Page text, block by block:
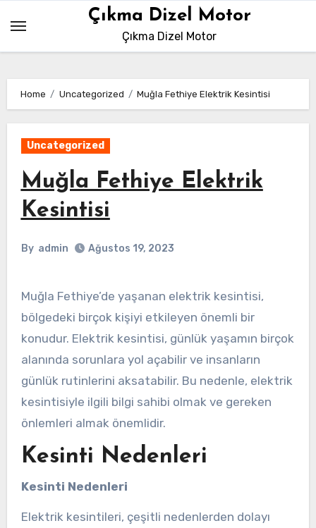
content
Çıkma Dizel Motor
Çıkma Dizel Motor
Home Uncategorized Muğla Fethiye Elektrik Kesintisi
Uncategorized
Muğla Fethiye Elektrik
Kesintisi
By admin Ağustos 19, 2023
Muğla Fethiye’de yaşanan elektrik kesintisi,
bölgedeki birçok kişiyi etkileyen önemli bir
konudur. Elektrik kesintisi, günlük yaşamın birçok
alanında sorunlara yol açabilir ve insanların
günlük rutinlerini aksatabilir. Bu nedenle, elektrik
kesintisiyle ilgili bilgi sahibi olmak ve gereken
önlemleri almak önemlidir.
Kesinti Nedenleri
Kesinti Nedenleri
Elektrik kesintileri, çeşitli nedenlerden dolayı